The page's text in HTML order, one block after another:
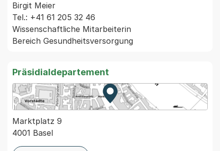
Birgit Meier
Tel.: +41 61 205 32 46
Wissenschaftliche Mitarbeiterin
Präsidialdepartement
Zur Karte von MapBS.
Externer Link, wird in einem
Marktplatz 9
4001 Basel